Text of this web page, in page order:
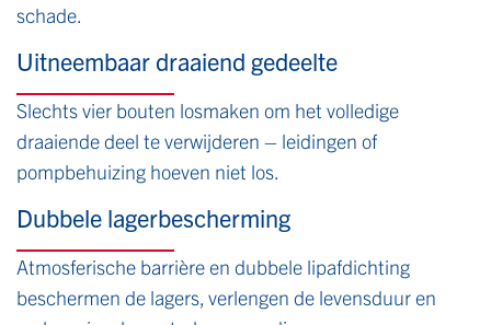
schade.
Uitneembaar draaiend gedeelte
Slechts vier bouten losmaken om het volledige
draaiende deel te verwijderen – leidingen of
pompbehuizing hoeven niet los.
Dubbele lagerbescherming
Atmosferische barrière en dubbele lipafdichting
beschermen de lagers, verlengen de levensduur en